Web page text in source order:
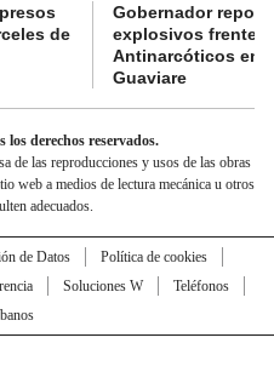
de
Gobernador
explosivos frente a
Antinarcóticos en
Guaviare
derechos reservados.
de las reproducciones y usos de las obras
web a medios de lectura mecánica u otros
adecuados.
de Datos
Política de cookies
Soluciones W
Teléfonos